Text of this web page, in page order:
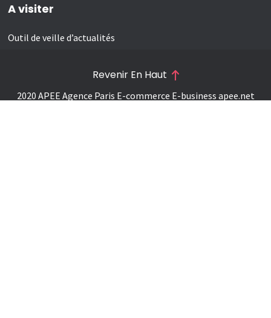
A visiter
Outil de veille d’actualités
2020 APEE Agence Paris E-commerce E-business apee.net
Revenir En Haut